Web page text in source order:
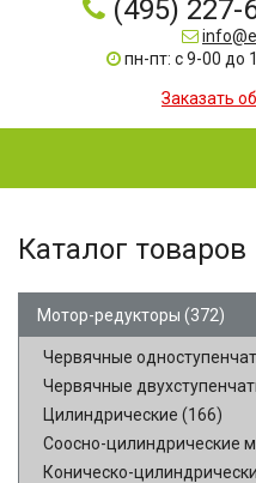
(495) 227-
пн-пт: с 9-00 до
Заказать
Каталог товаров
Мотор-редукторы (372)
Червячные
Червячные
Цилиндрические (166)
Соосно-цилиндрические
Коническо-